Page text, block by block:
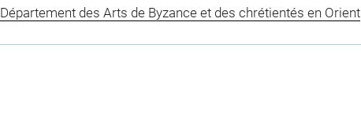
Département des Arts de Byzance et des chrétientés en Orient